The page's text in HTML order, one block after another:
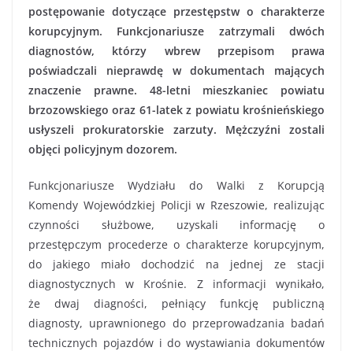
postępowanie dotyczące przestępstw o charakterze
korupcyjnym. Funkcjonariusze zatrzymali dwóch
diagnostów, którzy wbrew przepisom prawa
poświadczali nieprawdę w dokumentach mających
znaczenie prawne. 48-letni mieszkaniec powiatu
brzozowskiego oraz 61-latek z powiatu krośnieńskiego
usłyszeli prokuratorskie zarzuty. Mężczyźni zostali
objęci policyjnym dozorem.
Funkcjonariusze Wydziału do Walki z Korupcją
Komendy Wojewódzkiej Policji w Rzeszowie, realizując
czynności służbowe, uzyskali informację o
przestępczym procederze o charakterze korupcyjnym,
do jakiego miało dochodzić na jednej ze stacji
diagnostycznych w Krośnie. Z informacji wynikało,
że dwaj diagności, pełniący funkcję publiczną
diagnosty, uprawnionego do przeprowadzania badań
technicznych pojazdów i do wystawiania dokumentów